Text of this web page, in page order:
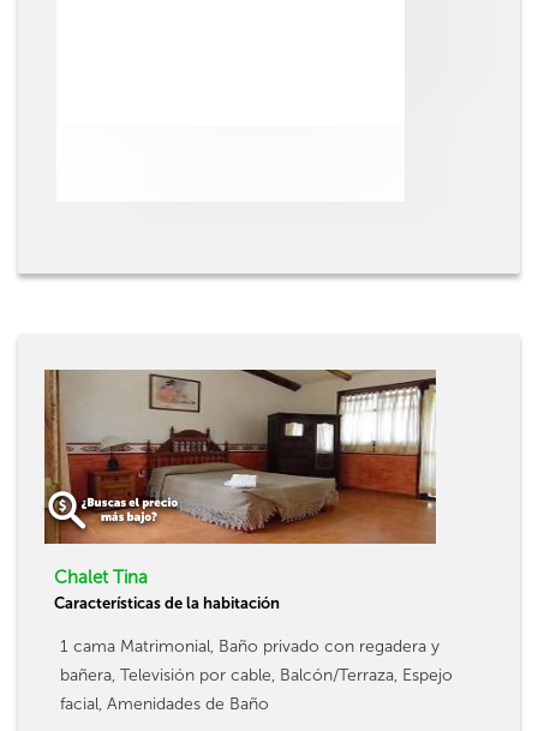
Chalet Tina
Características de la habitación
1 cama Matrimonial, Baño privado con regadera y
bañera, Televisión por cable, Balcón/Terraza, Espejo
facial, Amenidades de Baño